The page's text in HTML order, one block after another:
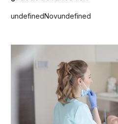
undefinedNovundefined